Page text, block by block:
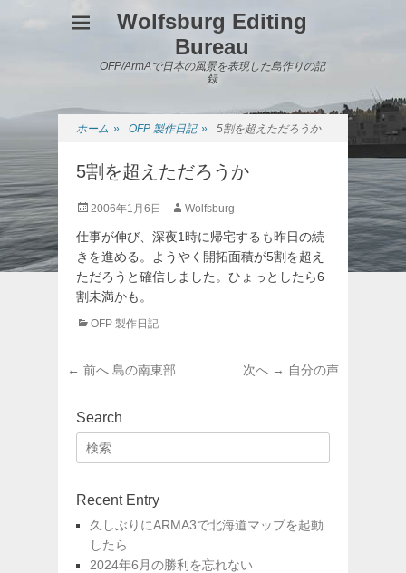
Wolfsburg Editing
Bureau
OFP/ArmAで日本の風景を表現した島作りの記
録
ホーム » OFP 製作日記 » 5割を超えただろうか
5割を超えただろうか
投
日
2006年1月6日
投
者
Wolfsburg
仕事が伸び、深夜1時に帰宅するも昨日の続
きを進める。ようやく開拓面積が5割を超え
ただろうと確信しました。ひょっとしたら6
割未満かも。
カ
リ
OFP 製作日記
投
ナ
ビ
ゲ
シ
ョ
← 前へ 前
投
島の南東部 次へ → 次
自分の声
Search
索:
Recent Entry
久しぶりにARMA3で北海道マップを起動
したら
2024年6月の勝利を忘れない